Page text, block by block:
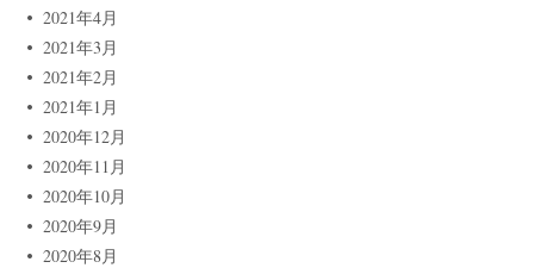
2021年4月
2021年3月
2021年2月
2021年1月
2020年12月
2020年11月
2020年10月
2020年9月
2020年8月